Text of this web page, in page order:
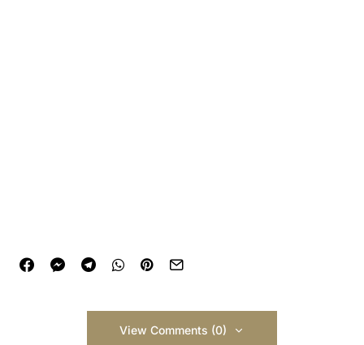
View Comments (0)